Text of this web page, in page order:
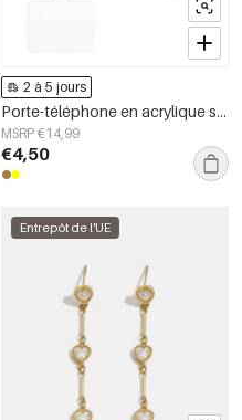
2 à 5 jours
Porte-téléphone en acrylique simple, forme géométrique, accessoire du quotidien
MSRP €14,99
€4,50
Entrepôt de l'UE